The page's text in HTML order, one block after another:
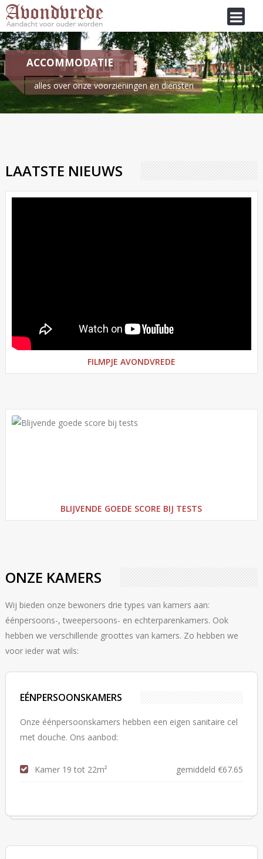
ACCOMMODATIE
alles over onze voorzieningen en diensten
LAATSTE NIEUWS
FILMPJE AVONDVREDE
BLIJVENDE GOEDE SCORE BIJ TESTS
ONZE KAMERS
Wij bieden onze bewoners drie types van kamers aan:
éénpersoons-, tweepersoons- en echterparenkamers. Ook
hebben we verschillende groottes van kamers. Zo hebben we
voor ieder wat wils:
EÉNPERSOONSKAMERS
Onze éénpersoonskamers hebben een eigen sanitaire cel
met douche. Ons aanbod:
Kamer 19 tot 22m² gemiddeld €67.65